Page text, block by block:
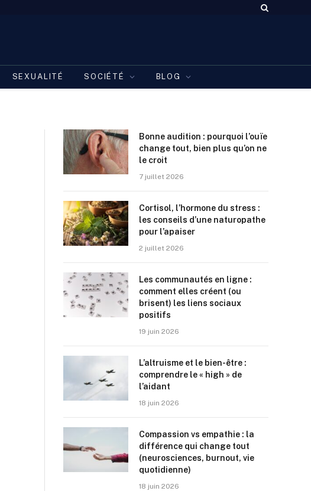
SEXUALITÉ SOCIÉTÉ BLOG
Bonne audition : pourquoi l’ouïe
change tout, bien plus qu’on ne
le croit
7 juillet 2026
Cortisol, l’hormone du stress :
les conseils d’une naturopathe
pour l’apaiser
2 juillet 2026
Les communautés en ligne :
comment elles créent (ou
brisent) les liens sociaux
positifs
19 juin 2026
L’altruisme et le bien-être :
comprendre le « high » de
l’aidant
18 juin 2026
Compassion vs empathie : la
différence qui change tout
(neurosciences, burnout, vie
quotidienne)
18 juin 2026